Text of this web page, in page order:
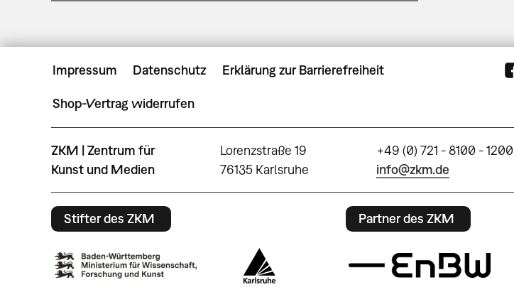
Impressum Datenschutz Erklärung zur Barrierefreiheit
Shop-Vertrag widerrufen
ZKM | Zentrum für
Kunst und Medien
Lorenzstraße 19
76135 Karlsruhe
+49 (0) 721 - 8100 - 1200
info@zkm.de
Stifter des ZKM Partner des ZKM